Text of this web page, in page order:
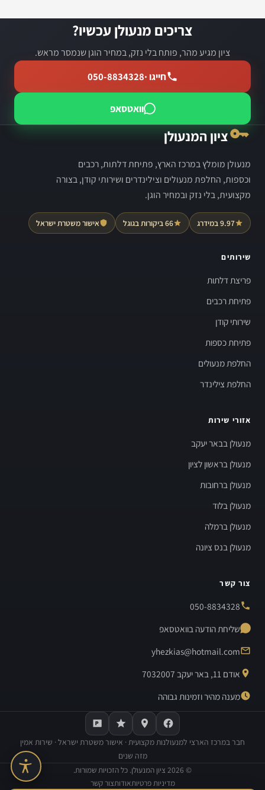
צריכים מנעולן עכשיו?
ציון מגיע מהר, פותח בלי נזק, במחיר הוגן שנמסר מראש.
חייגו ·050-8834328
וואטסאפ
ציון המנעולן
מנעולן מומלץ במרכז הארץ, פתיחת דלתות, רכבים
וכספות, החלפת מנעולים וצילינדרים ושירותי קודן, בצורה
מקצועית, בלי נזק ובמחיר הוגן.
9.97 במידרג 66 ביקורות בגוגל אישור משטרת ישראל
שירותים
פריצת דלתות
פתיחת רכבים
שירותי קודן
פתיחת כספות
החלפת מנעולים
החלפת צילינדר
אזורי שירות
מנעולן בבאר יעקב
מנעולן בראשון לציון
מנעולן ברחובות
מנעולן בלוד
מנעולן ברמלה
מנעולן בנס ציונה
צור קשר
050-8834328
שליחת הודעה בוואטסאפ
yhezkias@hotmail.com
אודם 11, באר יעקב 7032007
מענה מהיר וזמינות גבוהה
חבר במרכז הארצי למנעולנות מקצועית · אישור משטרת ישראל · שירות אמין
מזה שנים
©
2026 ציון המנעולן. כל הזכויות שמורות.
מדיניות פרטיותאודותצור קשר